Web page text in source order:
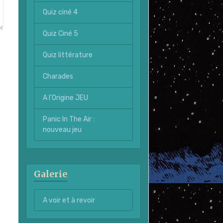
Quiz ciné 4
Quiz Ciné 5
Quiz littérature
Charades
A l'Origine JEU
Panic In The Air :
nouveau jeu
Galerie
A voir et à revoir